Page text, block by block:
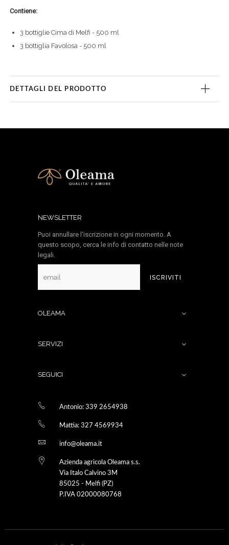
Contiene:
3 bottiglie Cima di Melfi - 500 ml
3 bottiglia Favolosa - 500 ml
DETTAGLI DEL PRODOTTO
NEWSLETTER
Puoi annullare l'iscrizione in ogni momento. A
questo scopo, cerca le info di contatto nelle note
legali.
ISCRIVITI
OLEAMA 
SERVIZI 
SEGUICI 
Antonio: 339 2654938
Mattia: 327 4569934
info@oleama.it
Azienda agricola Oleama s.s.
Via Italo Calvino 3M
85025 - Melfi (PZ)
P.IVA 02000080768